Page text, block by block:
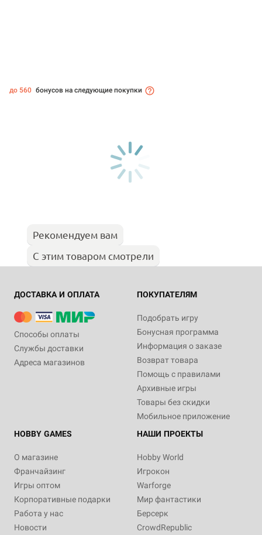
до 560 бонусов на следующие покупки
Рекомендуем вам
С этим товаром смотрели
ДОСТАВКА И ОПЛАТА
Способы оплаты
Службы доставки
Адреса магазинов
ПОКУПАТЕЛЯМ
Подобрать игру
Бонусная программа
Информация о заказе
Возврат товара
Помощь с правилами
Архивные игры
Товары без скидки
Мобильное приложение
HOBBY GAMES
О магазине
Франчайзинг
Игры оптом
Корпоративные подарки
Работа у нас
Новости
НАШИ ПРОЕКТЫ
Hobby World
Игрокон
Warforge
Мир фантастики
Берсерк
CrowdRepublic